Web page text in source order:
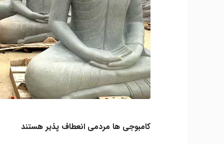
کامبوجی ها مردمی انعطاف پذیر هستند